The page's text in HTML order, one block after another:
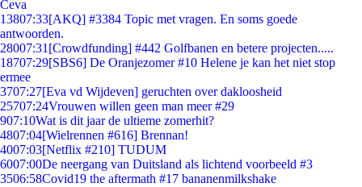
Ceva
13807:33[AKQ] #3384 Topic met vragen. En soms goede
antwoorden.
28007:31 [Crowdfunding] #442 Golfbanen en betere projecten.....
18707:29[SBS6] De Oranjezomer #10 Helene je kan het niet stop
ermee
3707:27[Eva vd Wijdeven] geruchten over dakloosheid
25707:24Vrouwen willen geen man meer #29
907:10Wat is dit jaar de ultieme zomerhit?
4807:04[Wielrennen #616] Brennan!
4007:03[Netflix #210] TUDUM
6007:00De neergang van Duitsland als lichtend voorbeeld #3
3506:58Covid19 the aftermath #17 bananenmilkshake